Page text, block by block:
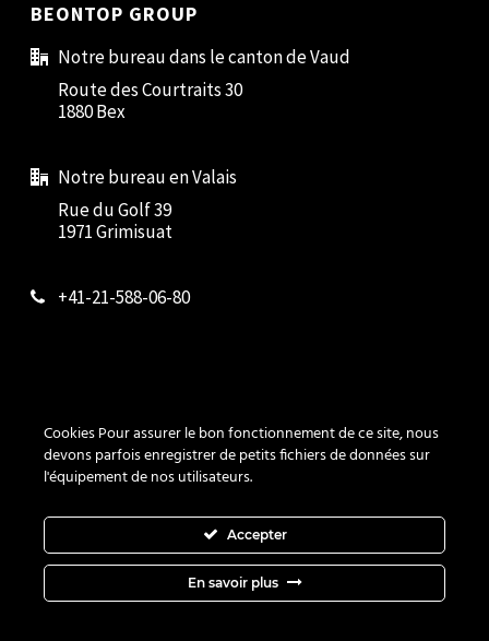
Cookies
Vie privée
BEONTOP GROUP
Notre bureau dans le canton de Vaud
Route des Courtraits 30
1880 Bex
Notre bureau en Valais
Rue du Golf 39
1971 Grimisuat
+41-21-588-06-80
Cookies Pour assurer le bon fonctionnement de ce site, nous
devons parfois enregistrer de petits fichiers de données sur
l'équipement de nos utilisateurs.
Accepter
En savoir plus